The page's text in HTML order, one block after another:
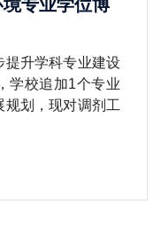
专业学位博
提升学科专业建设
学校追加1个专业
划，现对调剂工